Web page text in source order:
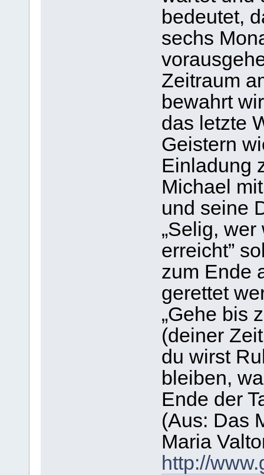
bedeutet,
sechs
Zeitraum
bewahrt
das letzte
Geistern
Einladung
Michael
und seine
„Selig,
erreicht”
zum Ende
gerettet
„Gehe bis
(deiner
du wirst
bleiben,
Ende der
(Aus: Das
Maria
http://